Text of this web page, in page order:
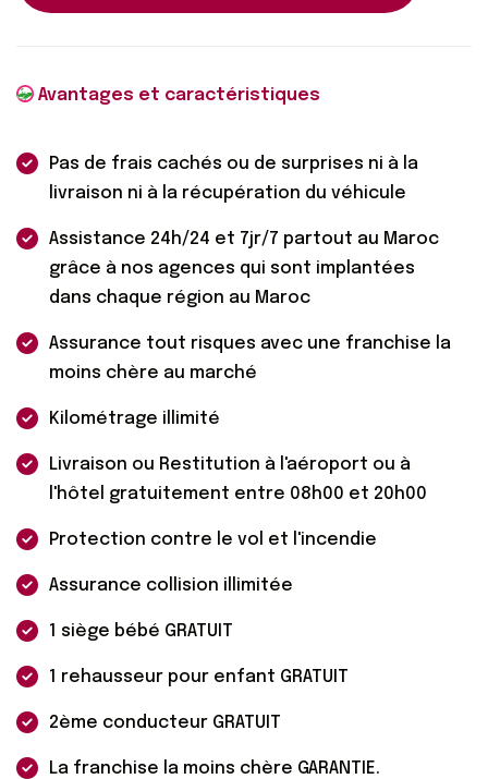
Avantages et caractéristiques
Pas de frais cachés ou de surprises ni à la
livraison ni à la récupération du véhicule
Assistance 24h/24 et 7jr/7 partout au Maroc
grâce à nos agences qui sont implantées
dans chaque région au Maroc
Assurance tout risques avec une franchise la
moins chère au marché
Kilométrage illimité
Livraison ou Restitution à l'aéroport ou à
l'hôtel gratuitement entre 08h00 et 20h00
Protection contre le vol et l'incendie
Assurance collision illimitée
1 siège bébé GRATUIT
1 rehausseur pour enfant GRATUIT
2ème conducteur GRATUIT
La franchise la moins chère GARANTIE.